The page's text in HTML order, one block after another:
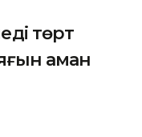
төрт
аман